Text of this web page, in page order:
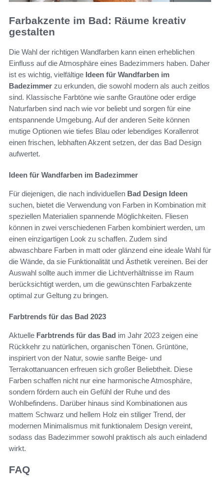
Farbakzente im Bad: Räume kreativ
gestalten
Die Wahl der richtigen Wandfarben kann einen erheblichen
Einfluss auf die Atmosphäre eines Badezimmers haben. Daher
ist es wichtig, vielfältige Ideen für Wandfarben im
Badezimmer zu erkunden, die sowohl modern als auch zeitlos
sind. Klassische Farbtöne wie sanfte Grautöne oder erdige
Naturfarben sind nach wie vor beliebt und sorgen für eine
entspannende Umgebung. Auf der anderen Seite können
mutige Optionen wie tiefes Blau oder lebendiges Korallenrot
einen frischen, lebhaften Akzent setzen, der das Bad Design
aufwertet.
Ideen für Wandfarben im Badezimmer
Für diejenigen, die nach individuellen Bad Design Ideen
suchen, bietet die Verwendung von Farben in Kombination mit
speziellen Materialien spannende Möglichkeiten. Fliesen
können in zwei verschiedenen Farben kombiniert werden, um
einen einzigartigen Look zu schaffen. Zudem sind
abwaschbare Farben in matt oder glänzend eine ideale Wahl für
die Wände, da sie Funktionalität und Ästhetik vereinen. Bei der
Auswahl sollte auch immer die Lichtverhältnisse im Raum
berücksichtigt werden, um die gewünschten Farbakzente
optimal zur Geltung zu bringen.
Farbtrends für das Bad 2023
Aktuelle Farbtrends für das Bad im Jahr 2023 zeigen eine
Rückkehr zu natürlichen, organischen Tönen. Grüntöne,
inspiriert von der Natur, sowie sanfte Beige- und
Terrakottanuancen erfreuen sich großer Beliebtheit. Diese
Farben schaffen nicht nur eine harmonische Atmosphäre,
sondern fördern auch ein Gefühl der Ruhe und des
Wohlbefindens. Darüber hinaus sind Kombinationen aus
mattem Schwarz und hellem Holz ein stiliger Trend, der
modernen Minimalismus mit funktionalem Design vereint,
sodass das Badezimmer sowohl praktisch als auch einladend
wirkt.
FAQ